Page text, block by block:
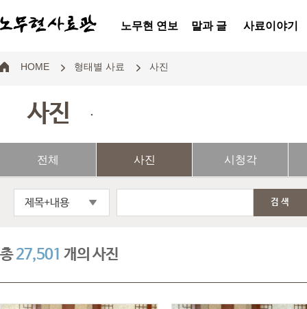
노무현 연보 말과 글 사료이야기
HOME 형태별 사료 사진
사진 .
전체 사진 시청각
제목+내용 검색
총27,501 개의 사진